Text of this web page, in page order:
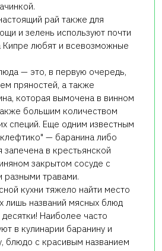
рай также для
и зелень используют почти
Кипре любят и всевозможные
— это, в первую очередь,
пряностей, а также
которая вымочена в винном
большим количеством
специй. Еще одним известным
— баранина либо
запечена в крестьянской
закрытом сосуде с
разными травами.
кухни тяжело найти место
лишь названий мясных блюд
Наиболее часто
в кулинарии баранину и
блюдо с красивым названием